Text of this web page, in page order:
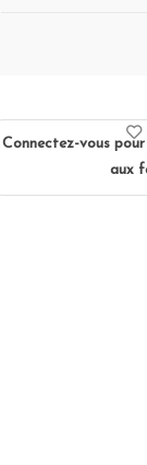
Connectez-vous
aux